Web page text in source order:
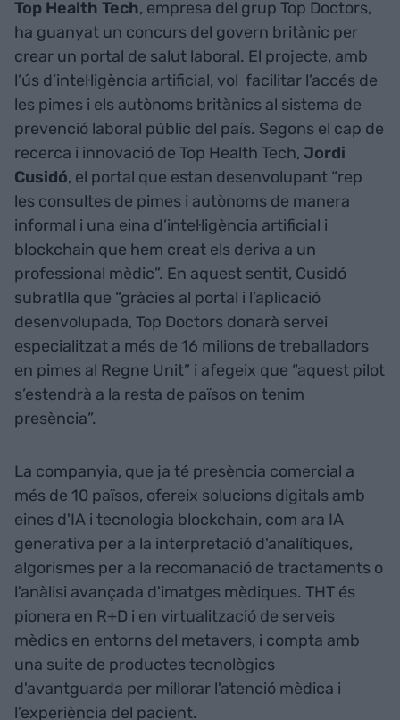
Top Health Tech, empresa del grup Top Doctors,
ha guanyat un concurs del govern britànic per
crear un portal de salut laboral. El projecte, amb
l’ús d’intel·ligència artificial, vol facilitar l’accés de
les pimes i els autònoms britànics al sistema de
prevenció laboral públic del país. Segons el cap de
recerca i innovació de Top Health Tech, Jordi
Cusidó, el portal que estan desenvolupant “rep
les consultes de pimes i autònoms de manera
informal i una eina d’intel·ligència artificial i
blockchain que hem creat els deriva a un
professional mèdic”. En aquest sentit, Cusidó
subratlla que “gràcies al portal i l’aplicació
desenvolupada, Top Doctors donarà servei
especialitzat a més de 16 milions de treballadors
en pimes al Regne Unit” i afegeix que “aquest pilot
s’estendrà a la resta de països on tenim
presència”.
La companyia, que ja té presència comercial a
més de 10 països, ofereix solucions digitals amb
eines d'IA i tecnologia blockchain, com ara IA
generativa per a la interpretació d'analítiques,
algorismes per a la recomanació de tractaments o
l'anàlisi avançada d'imatges mèdiques. THT és
pionera en R+D i en virtualització de serveis
mèdics en entorns del metavers, i compta amb
una suite de productes tecnològics
d'avantguarda per millorar l'atenció mèdica i
l’experiència del pacient.